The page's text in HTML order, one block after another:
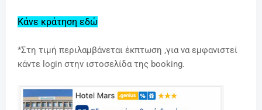
Κάνε κράτηση εδώ
*Στη τιμή περιλαμβάνεται έκπτωση ,για να εμφανιστεί
κάντε login στην ιστοσελίδα της booking.